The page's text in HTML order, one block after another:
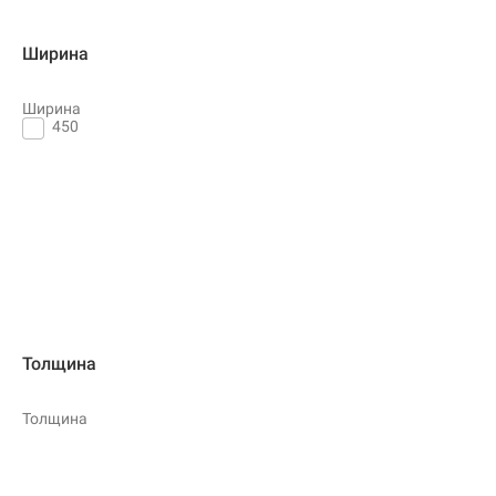
Ширина
Ширина
450
Толщина
Толщина